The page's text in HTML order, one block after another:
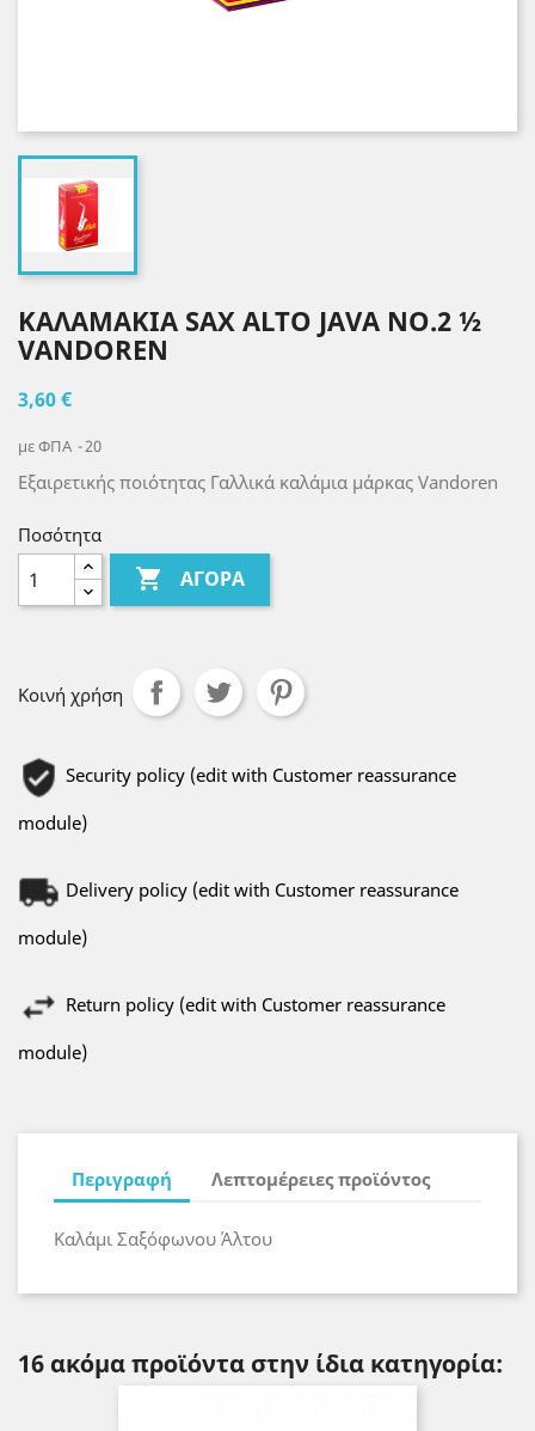
ΚΑΛΑΜΑΚΙΑ SAX ALTO JAVA NO.2 ½
VANDOREN
3,60 €
με ΦΠΑ 20
Εξαιρετικής ποιότητας Γαλλικά καλάμια μάρκας Vandoren
Ποσότητα
 ΑΓΟΡΆ
Κοινή χρήση
Security policy (edit with Customer reassurance
module)
Delivery policy (edit with Customer reassurance
module)
Return policy (edit with Customer reassurance
module)
Περιγραφή Λεπτομέρειες προϊόντος
Καλάμι Σαξόφωνου Άλτου
16 ακόμα προϊόντα στην ίδια κατηγορία: